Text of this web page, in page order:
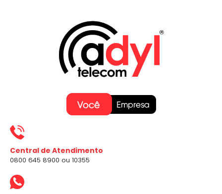
Central de Atendimento
0800 645 8900 ou 10355